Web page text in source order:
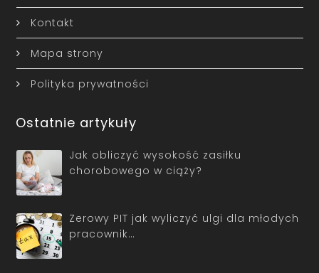
Kontakt
Mapa strony
Polityka prywatności
Ostatnie artykuły
Jak obliczyć wysokość zasiłku
chorobowego w ciąży?
Zerowy PIT jak wyliczyć ulgi dla młodych
pracownik…